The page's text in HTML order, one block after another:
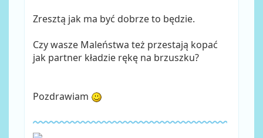
Zresztą jak ma być dobrze to będzie.
Czy wasze Maleństwa też przestają kopać
jak partner kładzie rękę na brzuszku?
Pozdrawiam